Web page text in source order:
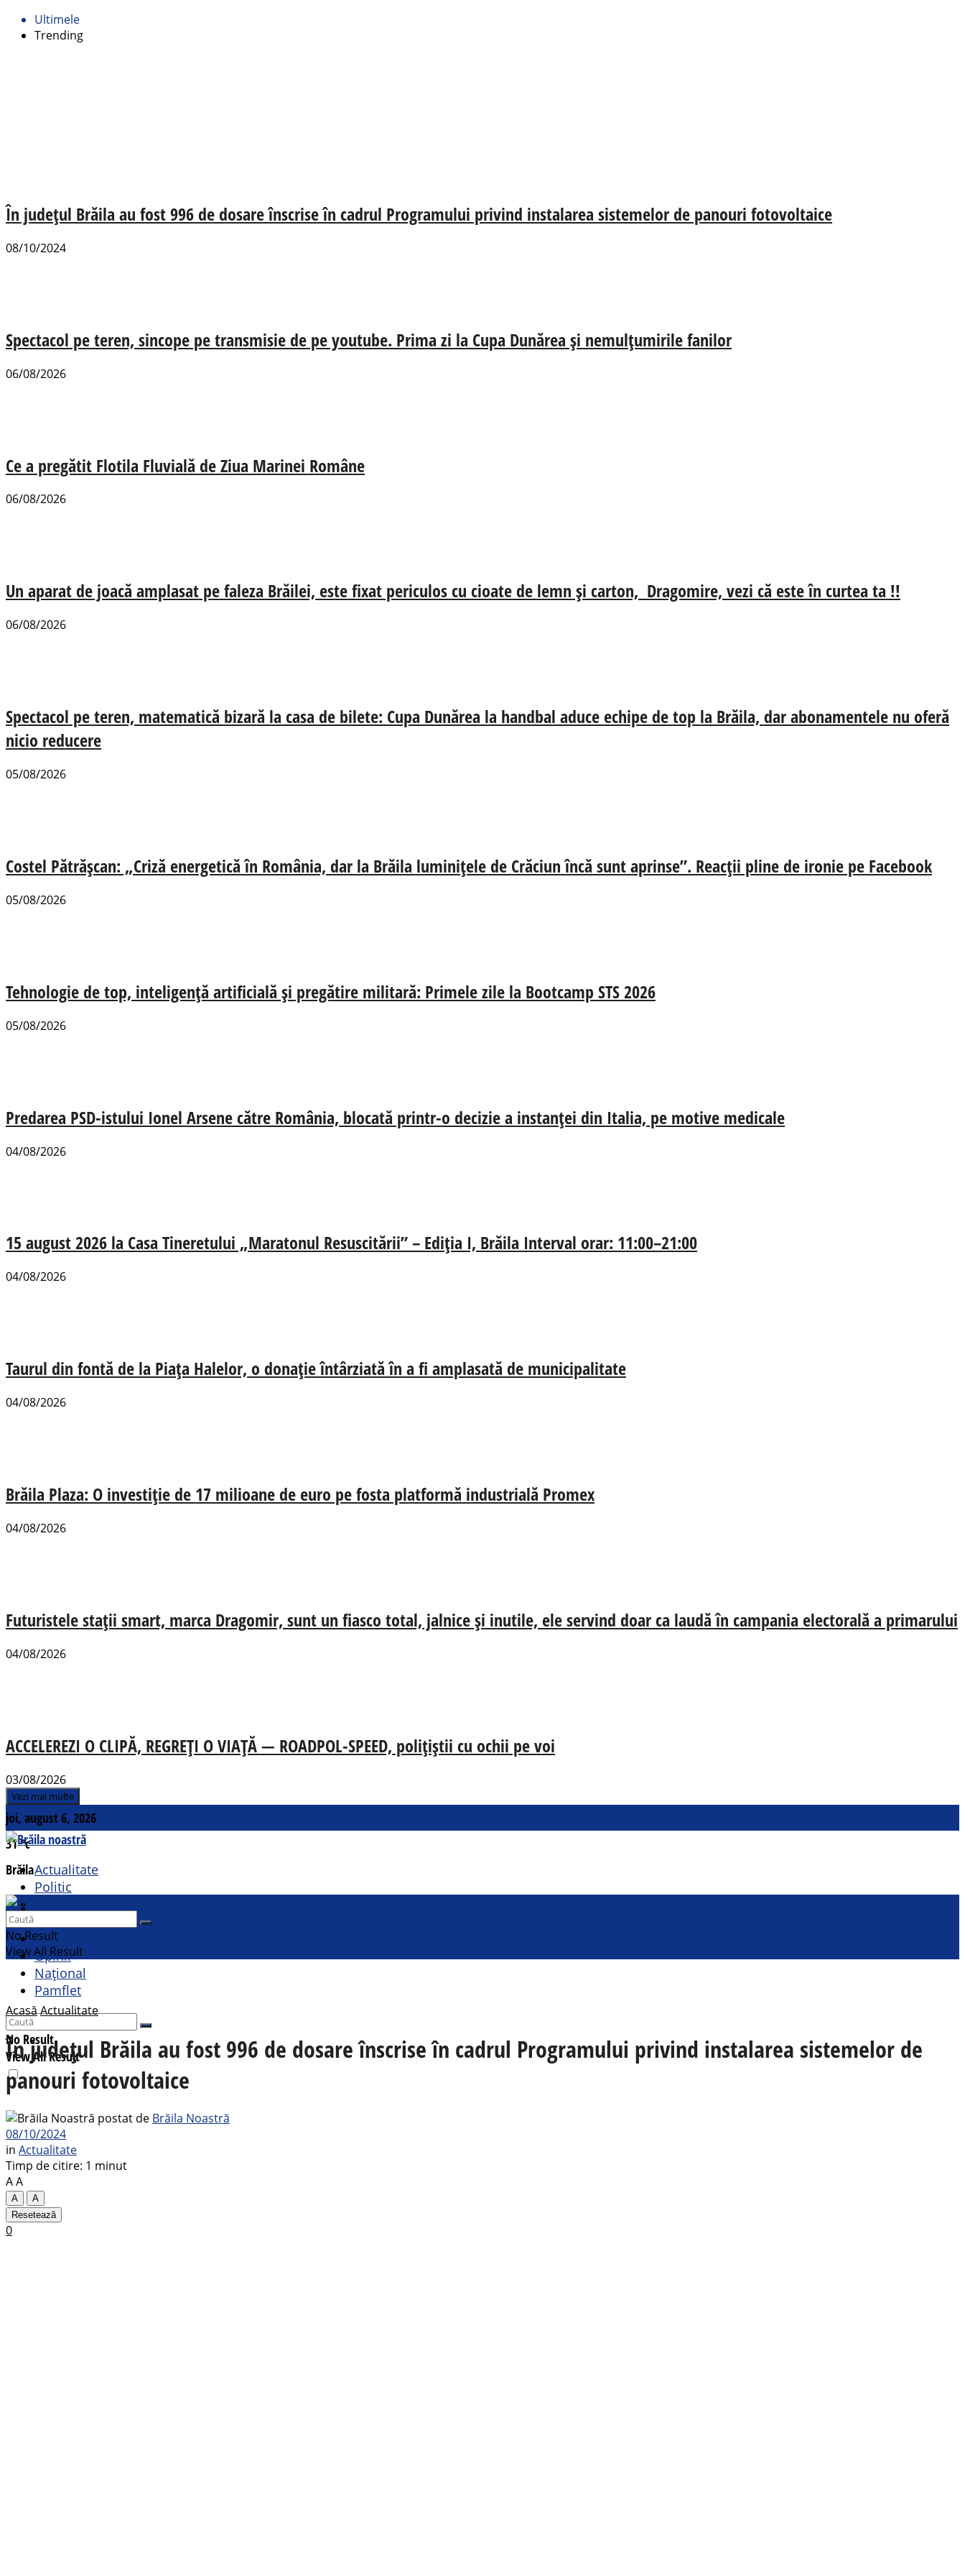
Ultimele
Trending
În județul Brăila au fost 996 de dosare înscrise în cadrul Programului privind instalarea sistemelor de panouri fotovoltaice
08/10/2024
Spectacol pe teren, sincope pe transmisie de pe youtube. Prima zi la Cupa Dunărea și nemulțumirile fanilor
06/08/2026
Ce a pregătit Flotila Fluvială de Ziua Marinei Române
06/08/2026
Un aparat de joacă amplasat pe faleza Brăilei, este fixat periculos cu cioate de lemn și carton, Dragomire, vezi că este în curtea ta !!
06/08/2026
Spectacol pe teren, matematică bizară la casa de bilete: Cupa Dunărea la handbal aduce echipe de top la Brăila, dar abonamentele nu oferă
nicio reducere
05/08/2026
Costel Pătrășcan: „Criză energetică în România, dar la Brăila luminițele de Crăciun încă sunt aprinse”. Reacții pline de ironie pe Facebook
05/08/2026
Tehnologie de top, inteligență artificială și pregătire militară: Primele zile la Bootcamp STS 2026
05/08/2026
Predarea PSD-istului Ionel Arsene către România, blocată printr-o decizie a instanței din Italia, pe motive medicale
04/08/2026
15 august 2026 la Casa Tineretului „Maratonul Resuscitării” – Ediția I, Brăila Interval orar: 11:00–21:00
04/08/2026
Taurul din fontă de la Piața Halelor, o donație întârziată în a fi amplasată de municipalitate
04/08/2026
Brăila Plaza: O investiție de 17 milioane de euro pe fosta platformă industrială Promex
04/08/2026
Futuristele stații smart, marca Dragomir, sunt un fiasco total, jalnice și inutile, ele servind doar ca laudă în campania electorală a primarului
04/08/2026
ACCELEREZI O CLIPĂ, REGREȚI O VIAȚĂ — ROADPOL-SPEED, polițiștii cu ochii pe voi
03/08/2026
Vezi mai multe
joi, august 6, 2026
31°c
Brăila
Contact
Actualitate
Politic
Cultural
Opinii
Național
Pamflet
No Result
View All Result
No Result
View All Result
AcasăActualitate
În județul Brăila au fost 996 de dosare înscrise în cadrul Programului privind instalarea sistemelor de
panouri fotovoltaice
postat de Brăila Noastră
08/10/2024
in Actualitate
Timp de citire: 1 minut
AA
A
A
Resetează
0